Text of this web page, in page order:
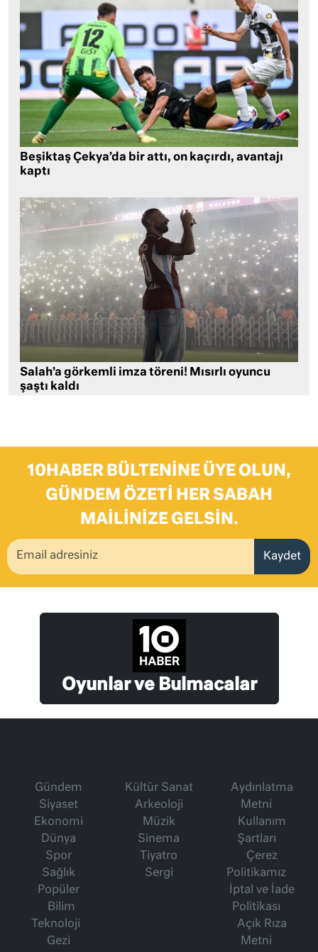
Beşiktaş Çekya’da bir attı, on kaçırdı, avantajı
kaptı
Salah’a görkemli imza töreni! Mısırlı oyuncu
şaştı kaldı
10HABER BÜLTENINE ÜYE OLUN,
GÜNDEM ÖZETI HER SABAH
MAILINIZE GELSIN.
Kaydet
Oyunlar ve Bulmacalar
Gündem
Siyaset
Ekonomi
Dünya
Spor
Sağlık
Popüler
Bilim
Teknoloji
Gezi
Kültür Sanat
Arkeoloji
Müzik
Sinema
Tiyatro
Sergi
Aydınlatma
Metni
Kullanım
Şartları
Çerez
Politikamız
İptal ve İade
Politikası
Açık Rıza
Metni